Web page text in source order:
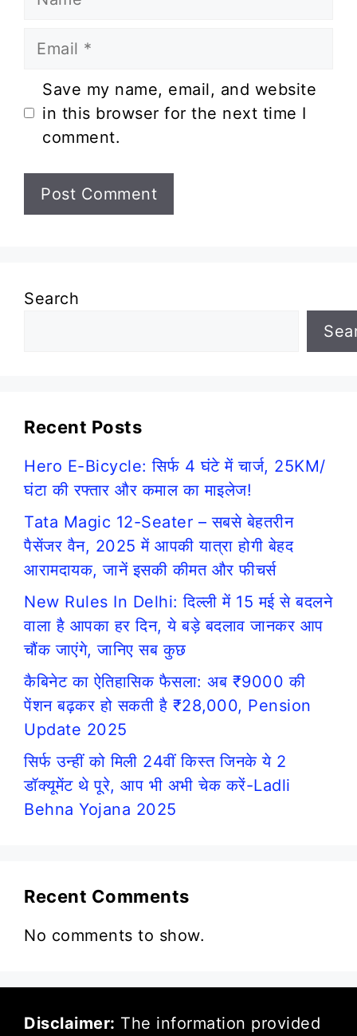
Email
Website
Save my name, email, and website
in this browser for the next time I
comment.
Search
Recent Posts
Hero E-Bicycle: सिर्फ 4 घंटे में चार्ज, 25KM/
घंटा की रफ्तार और कमाल का माइलेज!
Tata Magic 12-Seater – सबसे बेहतरीन
पैसेंजर वैन, 2025 में आपकी यात्रा होगी बेहद
आरामदायक, जानें इसकी कीमत और फीचर्स
New Rules In Delhi: दिल्ली में 15 मई से बदलने
वाला है आपका हर दिन, ये बड़े बदलाव जानकर आप
चौंक जाएंगे, जानिए सब कुछ
कैबिनेट का ऐतिहासिक फैसला: अब ₹9000 की
पेंशन बढ़कर हो सकती है ₹28,000, Pension
Update 2025
सिर्फ उन्हीं को मिली 24वीं किस्त जिनके ये 2
डॉक्यूमेंट थे पूरे, आप भी अभी चेक करें-Ladli
Behna Yojana 2025
Recent Comments
No comments to show.
Disclaimer: The information provided